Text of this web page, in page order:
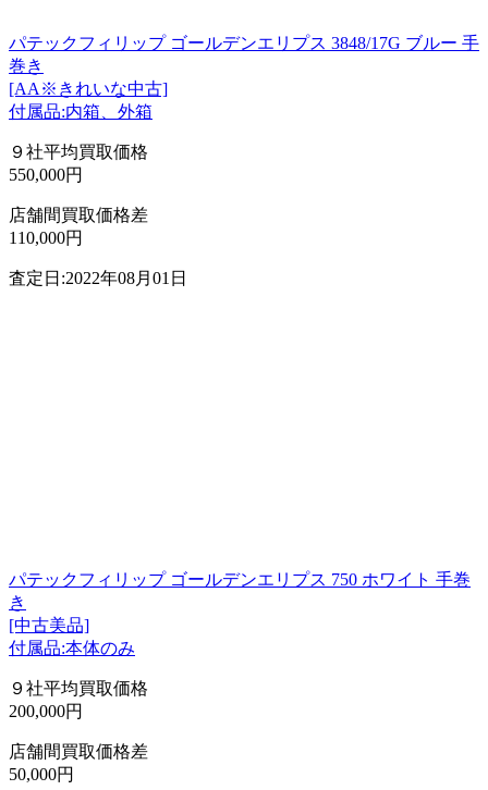
パテックフィリップ ゴールデンエリプス 3848/17G ブルー 手
巻き
[AA※きれいな中古]
付属品:内箱、外箱
９社平均買取価格
550,000円
店舗間買取価格差
110,000円
査定日:2022年08月01日
パテックフィリップ ゴールデンエリプス 750 ホワイト 手巻
き
[中古美品]
付属品:本体のみ
９社平均買取価格
200,000円
店舗間買取価格差
50,000円